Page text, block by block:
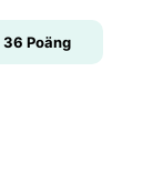
36 Poäng